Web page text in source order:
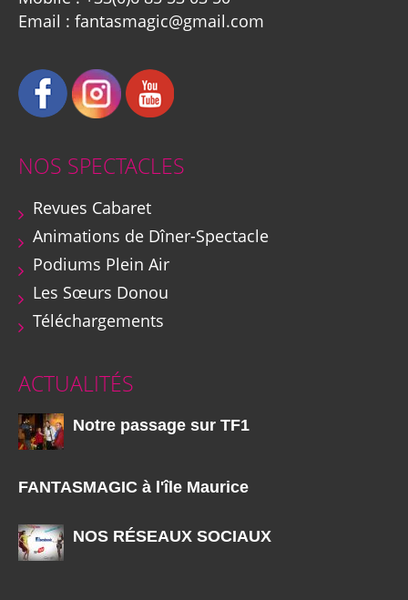
Email : fantasmagic@gmail.com
NOS SPECTACLES
Revues Cabaret
Animations de Dîner-Spectacle
Podiums Plein Air
Les Sœurs Donou
Téléchargements
ACTUALITÉS
Notre passage sur TF1
FANTASMAGIC à l'île Maurice
NOS RÉSEAUX SOCIAUX